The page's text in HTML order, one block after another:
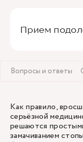
Прием
Вопросы и ответы
Как правило,
серьёзной
решаются
замачиванием